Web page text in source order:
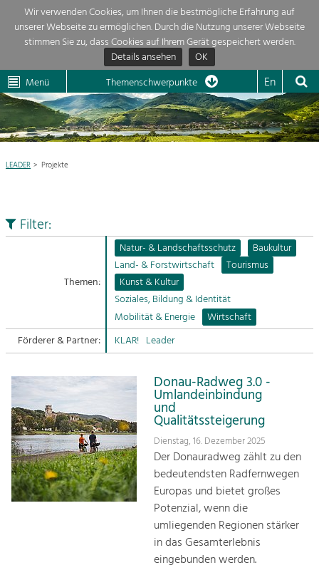
Wir verwenden Cookies, um Ihnen die bestmögliche Erfahrung auf
unserer Webseite zu ermöglichen. Durch die Nutzung unserer Webseite
stimmen Sie zu, dass Cookies auf Ihrem Gerät gespeichert werden.
Details ansehen
OK
Dunkelsteinerwald Klima
Menü Themenschwerpunkte En
Aktuelles 
Region 
Projekte
Mein Projekt 
Sitemap
Kontakt
Themenübersicht
Die Regionalentwicklung in unserer Region ist sehr vielfältig. Deshalb
geben wir hier eine Übersicht über unsere Themenschwerpunkte. Für
mehr Informationen einfach das Thema anklicken und schon werden alle
Projekte in diesem Kontext angezeigt.
Natur- &
Baukultur
Ortsbild, Baukultur und nachhaltiges
Land- & Forstwirtschaft
Bewirtschaftung und Pflege der
Tourismus
Positionierung.
Kunst & Kultur
Handwerk, Wissenschaft und Forschung.
Soziales, Bildung &
Identität
Gleichberechtigung, Jugend und
Mobilität & Energie
Klimawandel, öffentlicher Verkehr und
LEADER Projekte
Filter:
Themen:
Natur- & Landschaftsschutz
Baukultur
Land- & Forstwirtschaft
Tourismus
Kunst & Kultur
Soziales, Bildung & Identität
Mobilität & Energie
Wirtschaft
Förderer & Partner:
KLAR! Leader
Donau-Radweg 3.0 -
Umlandeinbindung
und
Qualitätssteigerung
Dienstag, 16. Dezember 2025
Der Donauradweg zählt zu den
bedeutendsten Radfernwegen
Europas und bietet großes
Potenzial, wenn die
umliegenden Regionen stärker
in das Gesamterlebnis
eingebunden werden.